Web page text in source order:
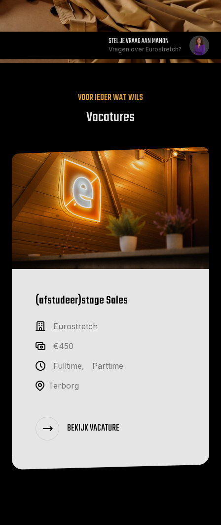
STEL JE VRAAG AAN MANON
Vragen over Eurostretch?
VOOR IEDER WAT WILS
Vacatures
(afstudeer)stage Sales
Eurostretch
€450
Fulltime,
Parttime
Terborg
BEKIJK VACATURE